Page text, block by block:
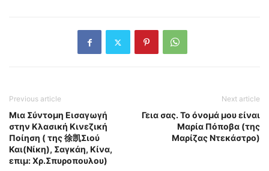
Previous article
Μια Σύντομη Εισαγωγή
στην Κλασική Κινεζική
Ποίηση ( της 徐凯Σιού
Και(Νίκη), Σαγκάη, Κίνα,
επιμ: Χρ.Σπυροπουλου)
Next article
Γεια σας. Το όνομά μου είναι
Μαρία Πόποβα (της
Μαρίζας Ντεκάστρο)